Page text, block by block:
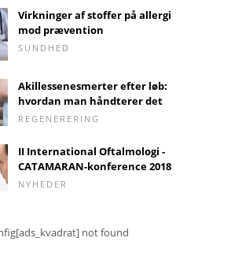
Virkninger af stoffer på allergi
mod prævention
SUNDHED
Akillessenesmerter efter løb:
hvordan man håndterer det
REGENERERING
II International Oftalmologi -
CATAMARAN-konference 2018
NYHEDER
not found